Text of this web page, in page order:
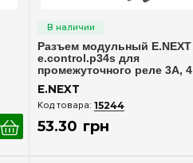
Разъем модульный E.NEXT
e.control.p34s для
промежуточного реле 3А, 4
E.NEXT
15244
53.30 грн